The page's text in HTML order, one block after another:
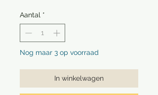
Aantal *
Nog maar 3 op voorraad
In winkelwagen